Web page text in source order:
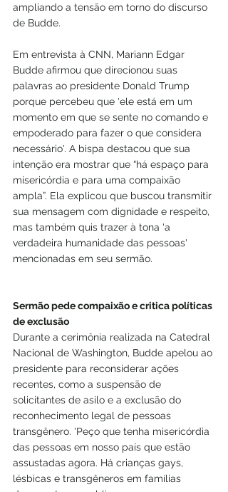
ampliando a tensão em torno do discurso
de Budde.
Em entrevista à CNN, Mariann Edgar
Budde afirmou que direcionou suas
palavras ao presidente Donald Trump
porque percebeu que 'ele está em um
momento em que se sente no comando e
empoderado para fazer o que considera
necessário'. A bispa destacou que sua
intenção era mostrar que “há espaço para
misericórdia e para uma compaixão
ampla”. Ela explicou que buscou transmitir
sua mensagem com dignidade e respeito,
mas também quis trazer à tona 'a
verdadeira humanidade das pessoas'
mencionadas em seu sermão.
Sermão pede compaixão e critica políticas
de exclusão
Durante a cerimônia realizada na Catedral
Nacional de Washington, Budde apelou ao
presidente para reconsiderar ações
recentes, como a suspensão de
solicitantes de asilo e a exclusão do
reconhecimento legal de pessoas
transgênero. 'Peço que tenha misericórdia
das pessoas em nosso país que estão
assustadas agora. Há crianças gays,
lésbicas e transgêneros em famílias